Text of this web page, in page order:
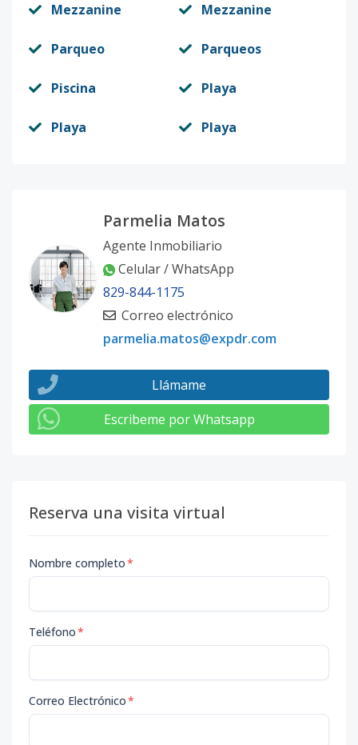
Mezzanine Mezzanine
Parqueo Parqueos
Piscina Playa
Playa Playa
Parmelia Matos
Agente Inmobiliario
Celular / WhatsApp
829-844-1175
Correo electrónico
parmelia.matos@expdr.com
Llámame
Escribeme por Whatsapp
Reserva una visita virtual
Nombre completo*
Teléfono*
Correo Electrónico*